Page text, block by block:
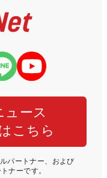
ュース
こちら
パートナー、および
ナーです。